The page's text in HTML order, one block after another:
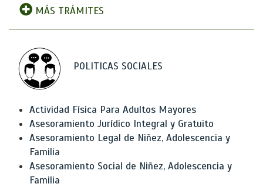
MÁS TRÁMITES
POLITICAS SOCIALES
Actividad Física Para Adultos Mayores
Asesoramiento Jurídico Integral y Gratuito
Asesoramiento Legal de Niñez, Adolescencia y
Familia
Asesoramiento Social de Niñez, Adolescencia y
Familia